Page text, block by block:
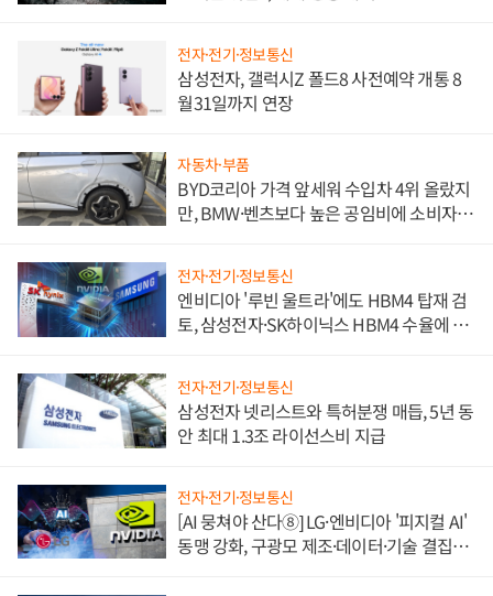
전자·전기·정보통신
삼성전자, 갤럭시Z 폴드8 사전예약 개통 8
월31일까지 연장
자동차·부품
BYD코리아 가격 앞세워 수입차 4위 올랐지
만, BMW·벤츠보다 높은 공임비에 소비자
전자·전기·정보통신
엔비디아 '루빈 울트라'에도 HBM4 탑재 검
토, 삼성전자·SK하이닉스 HBM4 수율에 주
전자·전기·정보통신
삼성전자 넷리스트와 특허분쟁 매듭, 5년 동
안 최대 1.3조 라이선스비 지급
전자·전기·정보통신
[AI 뭉쳐야 산다⑧] LG·엔비디아 '피지컬 AI'
동맹 강화, 구광모 제조·데이터·기술 결집